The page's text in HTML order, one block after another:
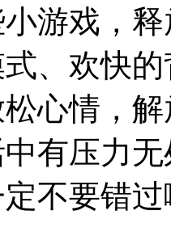
游戏，
、欢快
心情，
有压力
不要错